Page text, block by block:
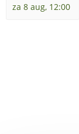
za 8 aug, 12:00